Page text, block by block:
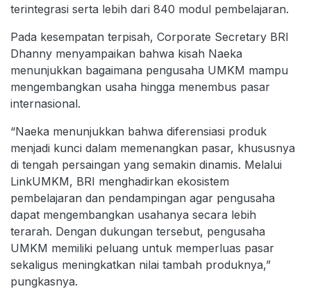
terintegrasi serta lebih dari 840 modul pembelajaran.
Pada kesempatan terpisah, Corporate Secretary BRI
Dhanny menyampaikan bahwa kisah Naeka
menunjukkan bagaimana pengusaha UMKM mampu
mengembangkan usaha hingga menembus pasar
internasional.
“Naeka menunjukkan bahwa diferensiasi produk
menjadi kunci dalam memenangkan pasar, khususnya
di tengah persaingan yang semakin dinamis. Melalui
LinkUMKM, BRI menghadirkan ekosistem
pembelajaran dan pendampingan agar pengusaha
dapat mengembangkan usahanya secara lebih
terarah. Dengan dukungan tersebut, pengusaha
UMKM memiliki peluang untuk memperluas pasar
sekaligus meningkatkan nilai tambah produknya,”
pungkasnya.